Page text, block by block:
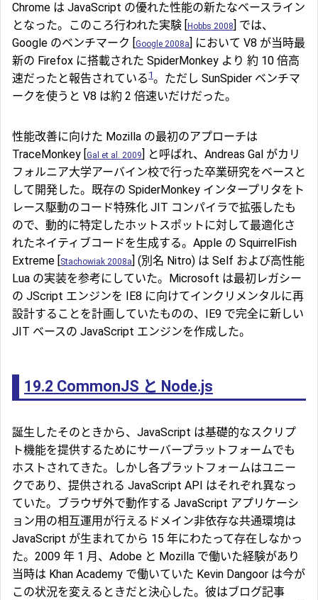
Chrome は JavaScript の優れた性能の新たなベースライン
となった。このころ行われた実験 [
Hobbs 2008
] では、
Google のベンチマーク [
Google 2008a
] において V8 が当時最
新の Firefox に搭載された SpiderMonkey より 約 10 倍高
速だったと報告されている 1。ただし SunSpider ベンチマ
ークを使うと V8 は約 2 倍速いだけだった。
性能改善に向けた Mozilla の最初のアプローチは
TraceMonkey [ Gal et al. 2009
] と呼ばれ、Andreas Gal がカリ
フォルニア大学アーバイン校で行った卒業研究をベースと
して開発した。既存の SpiderMonkey インタープリタをト
レース駆動のコード特殊化 JIT コンパイラで拡張したも
ので、動的に特定したホットスポットに対して最適化さ
れたネイティブコードを生成する。Apple の SquirrelFish
Extreme [
Stachowiak 2008a
] (別名 Nitro) は Self および高性能
Lua の実装を参考にしていた。Microsoft は最初レガシー
の JScript エンジンを IE8 に向けてインクリメンタルに再
設計することを計画していたものの、IE9 で完全に新しい
JIT ベースの JavaScript エンジンを作成した。
19.2 CommonJS と Node.js
誕生したそのときから、JavaScript は基礎的なスクリプ
ト機能を提供するためにサーバープラットフォームでも
ホストされてきた。しかし各プラットフォームはユニー
クであり、提供される JavaScript API はそれぞれ異なっ
ていた。ブラウザ外で動作する JavaScript アプリケーシ
ョン用の相互運用が行えるドメイン非依存な共通環境は
JavaScript が生まれてから 15 年にわたって存在しなかっ
た。2009 年 1 月、Adobe と Mozilla で働いた経験があり
当時は Khan Academy で働いていた Kevin Dangoor は今が
この状況を変えるときだと決心した。彼はブログ記事